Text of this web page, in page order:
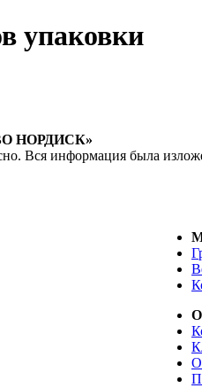
упаковки
НОРДИСК»
Вся информация была
О